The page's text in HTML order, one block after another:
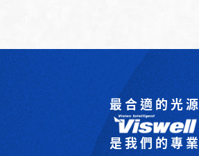
最合適的光源
是我們的專業